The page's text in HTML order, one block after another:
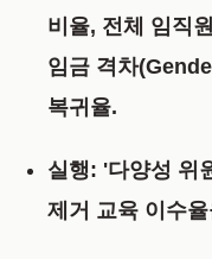
비율, 전체 임직
임금 격차
복귀율.
실행: '다양성 위
제거 교육 이수